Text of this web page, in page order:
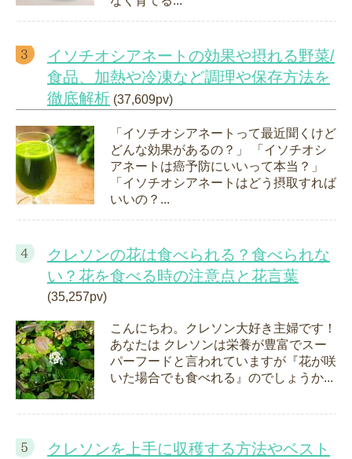
イソチオシアネートの効果や摂れる野菜/
食品、加熱や冷凍など調理や保存方法を
徹底解析 (37,609pv)
「イソチオシアネートって最近聞くけど
どんな効果があるの？」 「イソチオシ
アネートは癌予防にいいって本当？」
「イソチオシアネートはどう摂取すれば
いいの？...
クレソンの花は食べられる？食べられな
い？花を食べる時の注意点と花言葉
(35,257pv)
こんにちわ。クレソン大好き主婦です！
あなたは クレソンは栄養が豊富でスー
パーフードと言われていますが『花が咲
いた場合でも食べれる』のでしょうか...
クレソンを上手に収穫する方法やベスト